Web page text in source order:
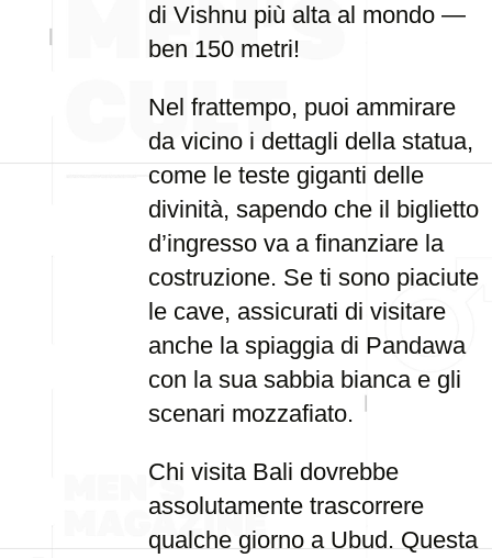
di Vishnu più alta al mondo —
ben 150 metri!
Nel frattempo, puoi ammirare
da vicino i dettagli della statua,
come le teste giganti delle
divinità, sapendo che il biglietto
d’ingresso va a finanziare la
costruzione. Se ti sono piaciute
le cave, assicurati di visitare
anche la spiaggia di Pandawa
con la sua sabbia bianca e gli
scenari mozzafiato.
Chi visita Bali dovrebbe
assolutamente trascorrere
qualche giorno a Ubud. Questa